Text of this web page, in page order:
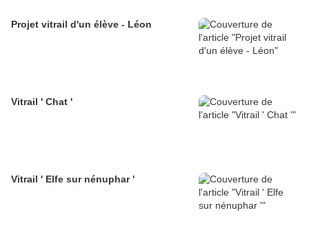
Projet vitrail d'un élève - Léon
Vitrail ' Chat '
Vitrail ' Elfe sur nénuphar '